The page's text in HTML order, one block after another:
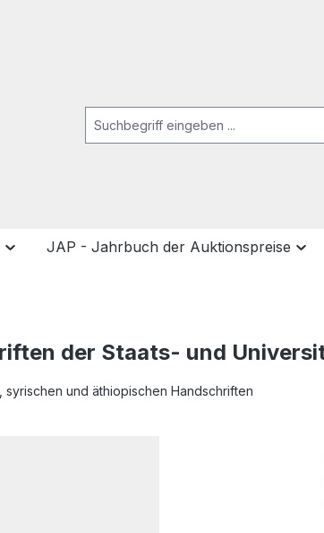
JAP - Jahrbuch der Auktionspreise
der Staats- und
und äthiopischen Handschriften